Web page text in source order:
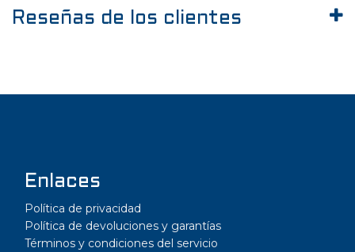
Reseñas de los clientes
Enlaces
Política de privacidad
Política de devoluciones y garantías
Términos y condiciones del servicio